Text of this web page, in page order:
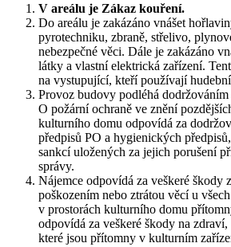
V areálu je Zákaz kouření.
Do areálu je zakázáno vnášet
pyrotechniku, zbraně, střelivo,
nebezpečné věci. Dále je zakázáno
látky a vlastní elektrická zařízení.
na vystupující, kteří používají
Provoz budovy podléhá
O požární ochraně ve znění
kulturního domu odpovídá za
předpisů PO a hygienických
sankcí uložených za jejich porušení
správy.
Nájemce odpovídá za veškeré škody
poškozením nebo ztrátou věcí u
v prostorách kulturního domu
odpovídá za veškeré škody na zdraví,
které jsou přítomny v kulturním